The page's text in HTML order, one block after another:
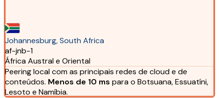
Johannesburg, South Africa
af-jnb-1
África Austral e Oriental
Peering local com as principais redes de cloud e de
conteúdos. Menos de 10 ms para o Botsuana, Essuatíni,
Lesoto e Namíbia.